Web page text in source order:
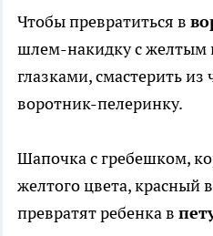
Чтобы превратиться в
шлем-накидку с желтым
глазками, смастерить из
воротник-пелеринку.
Шапочка с гребешком,
желтого цвета, красный
превратят ребенка в